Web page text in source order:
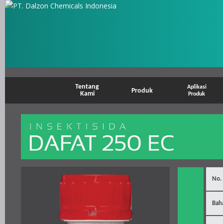
Tentang
Kami
Produk
Aplikasi
Produk